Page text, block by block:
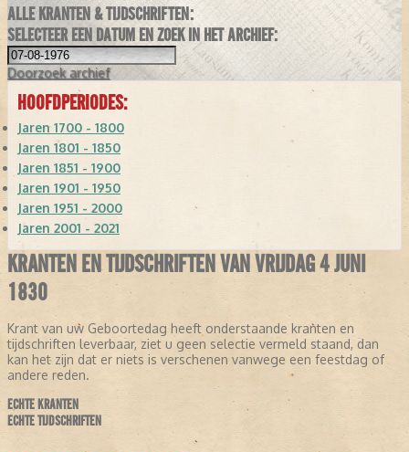
ALLE KRANTEN & TIJDSCHRIFTEN:
SELECTEER EEN DATUM EN ZOEK IN HET ARCHIEF:
Doorzoek archief
HOOFDPERIODES:
Jaren 1700 - 1800
Jaren 1801 - 1850
Jaren 1851 - 1900
Jaren 1901 - 1950
Jaren 1951 - 2000
Jaren 2001 - 2021
KRANTEN EN TIJDSCHRIFTEN VAN VRIJDAG 4 JUNI
1830
Krant van uw Geboortedag heeft onderstaande kranten en
tijdschriften leverbaar, ziet u geen selectie vermeld staand, dan
kan het zijn dat er niets is verschenen vanwege een feestdag of
andere reden.
ECHTE KRANTEN
ECHTE TIJDSCHRIFTEN